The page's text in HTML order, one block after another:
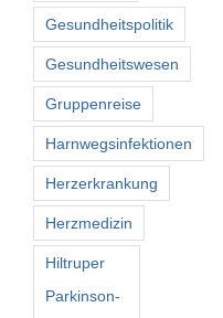
Gesundheitspolitik
Gesundheitswesen
Gruppenreise
Harnwegsinfektionen
Herzerkrankung
Herzmedizin
Hiltruper
Parkinson-